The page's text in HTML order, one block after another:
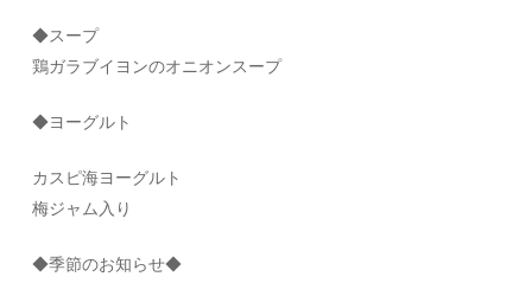
◆スープ
鶏ガラブイヨンのオニオンスープ
◆ヨーグルト
カスピ海ヨーグルト
梅ジャム入り
◆季節のお知らせ◆